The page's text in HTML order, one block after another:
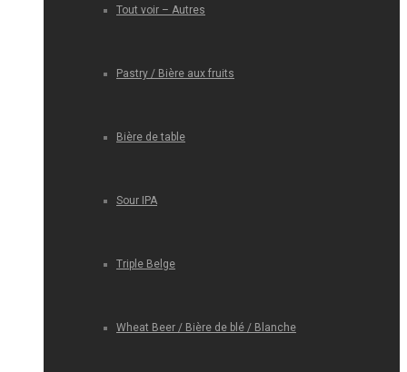
Tout voir – Autres
Pastry / Bière aux fruits
Bière de table
Sour IPA
Triple Belge
Wheat Beer / Bière de blé / Blanche